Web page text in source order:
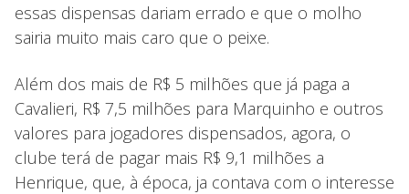
essas dispensas dariam errado e que o molho
sairia muito mais caro que o peixe.
Além dos mais de R$ 5 milhões que já paga a
Cavalieri, R$ 7,5 milhões para Marquinho e outros
valores para jogadores dispensados, agora, o
clube terá de pagar mais R$ 9,1 milhões a
Henrique, que, à época, ja contava com o interesse